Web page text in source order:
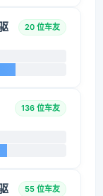
20 位车友
136 位车友
55 位车友